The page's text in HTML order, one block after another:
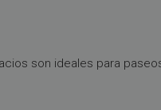
son ideales para